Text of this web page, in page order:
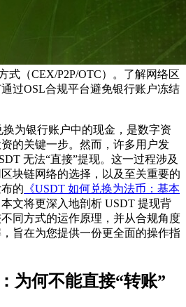
式（CEX/P2P/OTC）。了解网络区
过OSL合规平台避免银行账户冻结
为银行账户中的现金，是数字资
的关键一步。然而，许多用户发
无法“直接”提现。这一过程涉及
块链网络的选择，以及至关重要的
的 《USDT 如何兑换为法币：基本
文将更深入地剖析 USDT 提现背
同方式的运作原理，并从合规角度
旨在为您提供一份更全面的操作指
为何不能直接“转账”